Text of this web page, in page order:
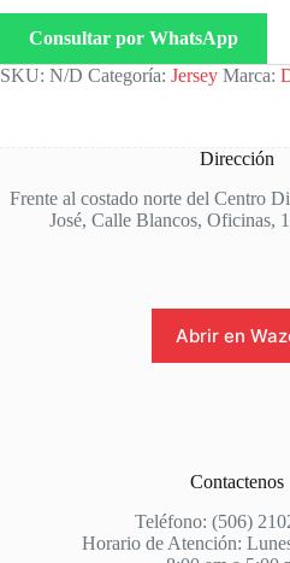
Consultar por WhatsApp
SKU: N/D Categoría: Jersey Marca:
Dirección
Frente al costado norte del Centro
José, Calle Blancos, Oficinas,
Abrir en
Contactenos
Teléfono: (506)
Horario de Atención: